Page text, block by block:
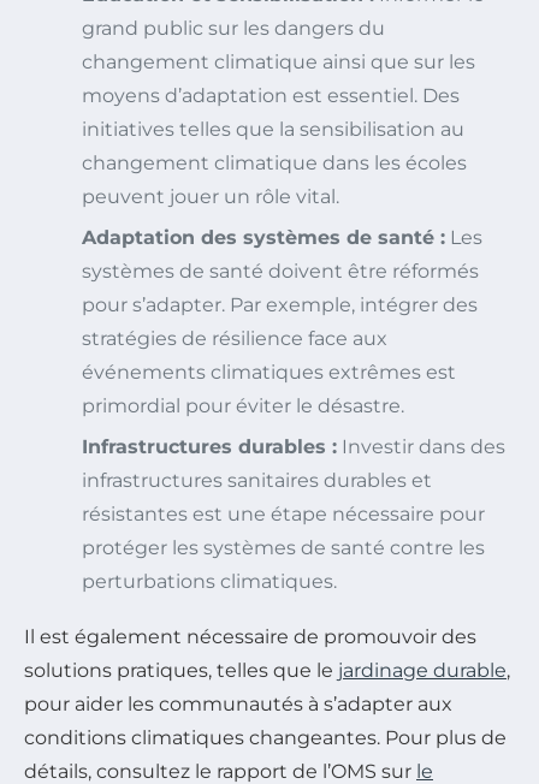
grand public sur les dangers du
changement climatique ainsi que sur les
moyens d’adaptation est essentiel. Des
initiatives telles que la sensibilisation au
changement climatique dans les écoles
peuvent jouer un rôle vital.
Adaptation des systèmes de santé : Les
systèmes de santé doivent être réformés
pour s’adapter. Par exemple, intégrer des
stratégies de résilience face aux
événements climatiques extrêmes est
primordial pour éviter le désastre.
Infrastructures durables : Investir dans des
infrastructures sanitaires durables et
résistantes est une étape nécessaire pour
protéger les systèmes de santé contre les
perturbations climatiques.
Il est également nécessaire de promouvoir des
solutions pratiques, telles que le jardinage durable,
pour aider les communautés à s’adapter aux
conditions climatiques changeantes. Pour plus de
détails, consultez le rapport de l’OMS sur le